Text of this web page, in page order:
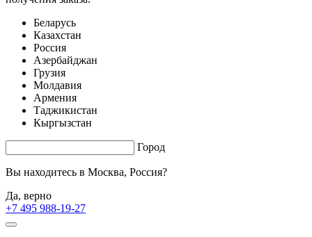
Беларусь
Казахстан
Россия
Азербайджан
Грузия
Молдавия
Армения
Таджикистан
Кыргызстан
Город
Вы находитесь в Москва, Россия?
Да, верно
+7 495 988-19-27